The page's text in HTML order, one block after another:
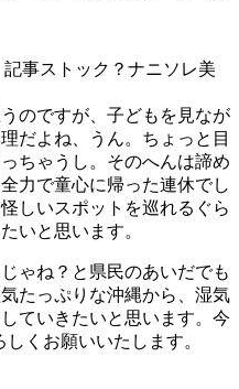
事ストック？ナニソレ美
のですが、子どもを見なが
だよね、うん。ちょっと目
ちゃうし。そのへんは諦め
力で童心に帰った連休でし
しいスポットを巡れるぐら
いと思います。
ゃね？と県民のあいだでも
たっぷりな沖縄から、湿気
ていきたいと思います。今
くお願いいたします。